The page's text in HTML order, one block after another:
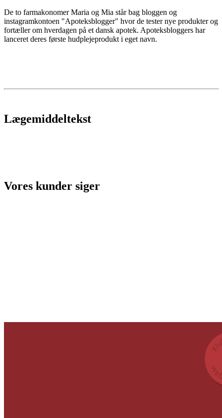
De to farmakonomer Maria og Mia står bag bloggen og
instagramkontoen "Apoteksblogger" hvor de tester nye produkter og
fortæller om hverdagen på et dansk apotek. Apoteksbloggers har
lanceret deres første hudplejeprodukt i eget navn.
Lægemiddeltekst
Vores kunder siger